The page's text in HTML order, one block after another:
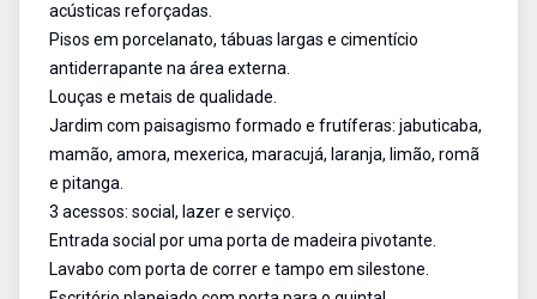
acústicas reforçadas.
Pisos em porcelanato, tábuas largas e cimentício
antiderrapante na área externa.
Louças e metais de qualidade.
Jardim com paisagismo formado e frutíferas: jabuticaba,
mamão, amora, mexerica, maracujá, laranja, limão, romã
e pitanga.
3 acessos: social, lazer e serviço.
Entrada social por uma porta de madeira pivotante.
Lavabo com porta de correr e tampo em silestone.